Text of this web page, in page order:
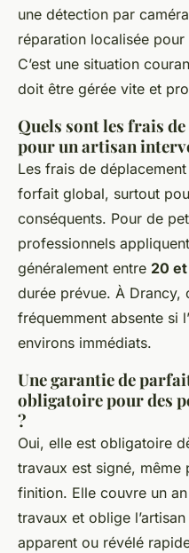
une détection par
réparation localisée
C’est une situation
doit être gérée vite et
Quels sont les frais
pour un artisan
Les frais de
forfait global, surtout
conséquents. Pour de
professionnels
généralement entre 20
durée prévue. À Drancy,
fréquemment absente si
environs immédiats.
Une garantie de
obligatoire pour des
?
Oui, elle est obligatoire
travaux est signé, même
finition. Elle couvre un
travaux et oblige
apparent ou révélé